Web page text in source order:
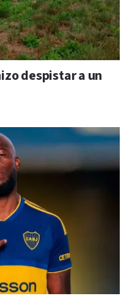
despistar a un